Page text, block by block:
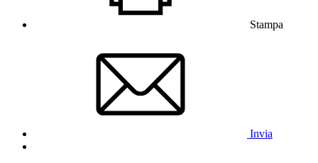
Stampa
Invia